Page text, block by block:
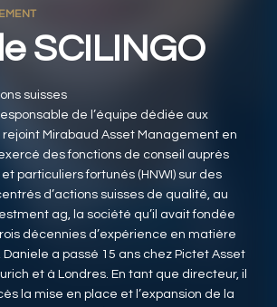
SCILINGO
suisses
de l’équipe dédiée aux
rejoint Mirabaud Asset Management en
des fonctions de conseil auprès
particuliers fortunés (HNWI) sur des
d’actions suisses de qualité, au
ag, la société qu’il avait fondée
décennies d’expérience en matière
Daniele a passé 15 ans chez Pictet Asset
et à Londres. En tant que directeur, il
la mise en place et l’expansion de la